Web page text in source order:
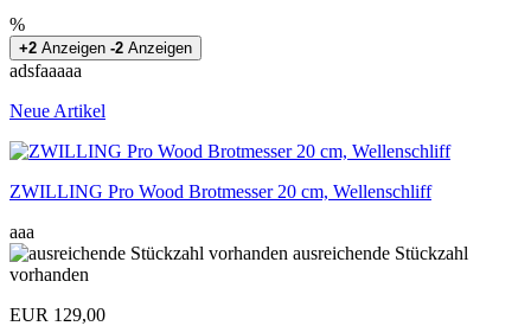
%
+2 Anzeigen -2 Anzeigen
adsfaaaaa
Neue Artikel
ZWILLING Pro Wood Brotmesser 20 cm, Wellenschliff
aaa
ausreichende Stückzahl
vorhanden
EUR 129,00